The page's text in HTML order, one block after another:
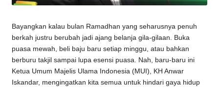
Bayangkan kalau bulan Ramadhan yang seharusnya penuh
berkah justru berubah jadi ajang belanja gila-gilaan. Buka
puasa mewah, beli baju baru setiap minggu, atau bahkan
berburu takjil sampai lupa esensi puasa. Nah, baru-baru ini
Ketua Umum Majelis Ulama Indonesia (MUI), KH Anwar
Iskandar, mengingatkan kita semua untuk hindari gaya hidup